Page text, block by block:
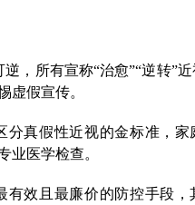
逆，所有宣称“治愈”“逆转”
虚假宣传。
分真假性近视的金标准，家
业医学检查。
有效且最廉价的防控手段，